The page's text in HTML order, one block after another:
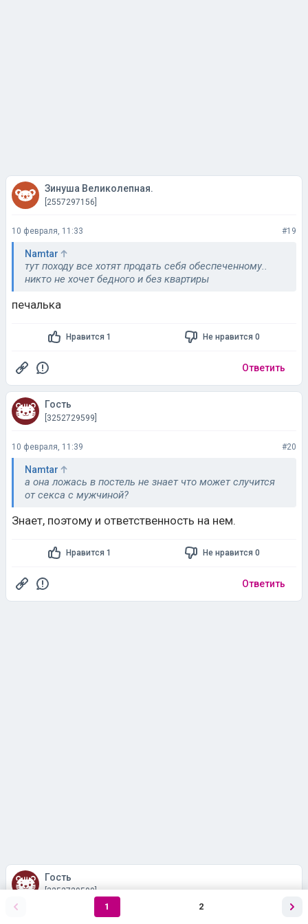
Зинуша Великолепная.
[2557297156]
10 февраля, 11:33 #19
Namtar
тут походу все хотят продать себя обеспеченному..
никто не хочет бедного и без квартиры
печалька
Нравится 1 Не нравится 0
Ответить
Гость
[3252729599]
10 февраля, 11:39 #20
Namtar
а она ложась в постель не знает что может случится
от секса с мужчиной?
Знает, поэтому и ответственность на нем.
Нравится 1 Не нравится 0
Ответить
Гость
[3252729599]
1 2